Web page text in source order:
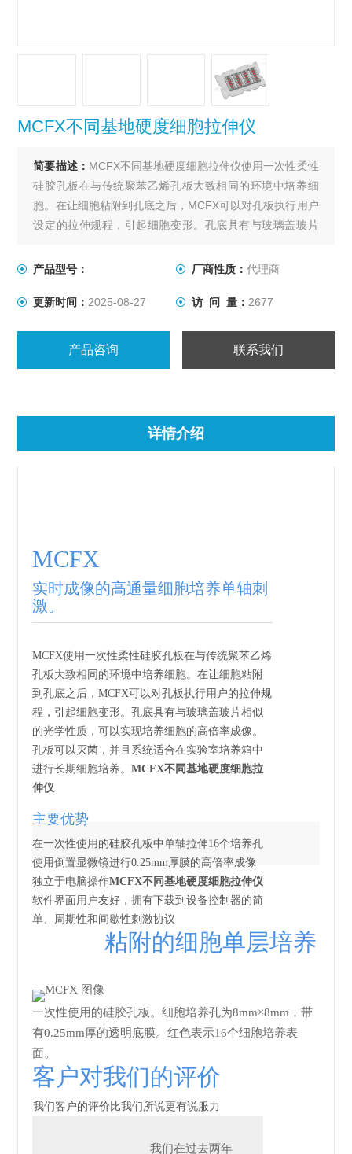
MCFX不同基地硬度细胞拉伸仪
简要描述： MCFX不同基地硬度细胞拉伸仪使用一次性柔性
硅胶孔板在与传统聚苯乙烯孔板大致相同的环境中培养细
胞。在让细胞粘附到孔底之后，MCFX可以对孔板执行用户
设定的拉伸规程，引起细胞变形。孔底具有与玻璃盖玻片
可以灭菌，并且系统适合在实验室培养箱中进行长期细胞
产品型号： 厂商性质： 代理商
更新时间： 2025-08-27 访 问 量： 2677
产品咨询 联系我们
详情介绍
MCFX
实时成像的高通量细胞培养单轴刺
激。
MCFX使用一次性柔性硅胶孔板在与传统聚苯乙烯
孔板大致相同的环境中培养细胞。在让细胞粘附
到孔底之后，MCFX可以对孔板执行用户的拉伸规
程，引起细胞变形。孔底具有与玻璃盖玻片相似
的光学性质，可以实现培养细胞的高倍率成像。
孔板可以灭菌，并且系统适合在实验室培养箱中
进行长期细胞培养。MCFX不同基地硬度细胞拉
伸仪
主要优势
在一次性使用的硅胶孔板中单轴拉伸16个培养孔
使用倒置显微镜进行0.25mm厚膜的高倍率成像
独立于电脑操作MCFX不同基地硬度细胞拉伸仪
软件界面用户友好，拥有下载到设备控制器的简
单、周期性和间歇性刺激协议
粘附的细胞单层培养
一次性使用的硅胶孔板。细胞培养孔为8mm×8mm，带
有0.25mm厚的透明底膜。红色表示16个细胞培养表
面。
客户对我们的评价
我们客户的评价比我们所说更有说服力
我们在过去两年